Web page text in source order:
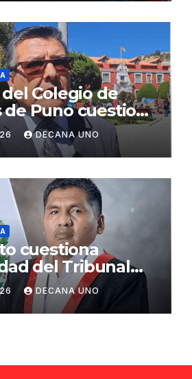
Colegio de
de Puno cuestiona
sobre seguridad
DECANA UNO
cuestiona
del Tribunal
tras liberación
Humala
DECANA UNO